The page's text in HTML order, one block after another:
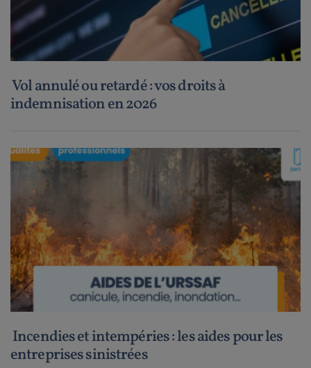
Vol annulé ou retardé : vos droits à
indemnisation en 2026
Incendies et intempéries : les aides pour les
entreprises sinistrées